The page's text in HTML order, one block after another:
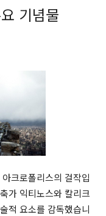
기념물
크로폴리스의 걸작입
가 익티노스와 칼리크
적 요소를 감독했습니